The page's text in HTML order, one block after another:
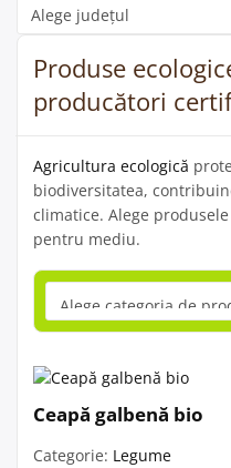
Categorie
Produse
producători
Agricultura ecologică
biodiversitatea,
climatice. Alege
pentru mediu.
Ceapă galbenă bio
Categorie: Legume